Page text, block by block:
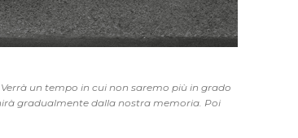
un tempo in cui non saremo più in grado
gradualmente dalla nostra memoria. Poi